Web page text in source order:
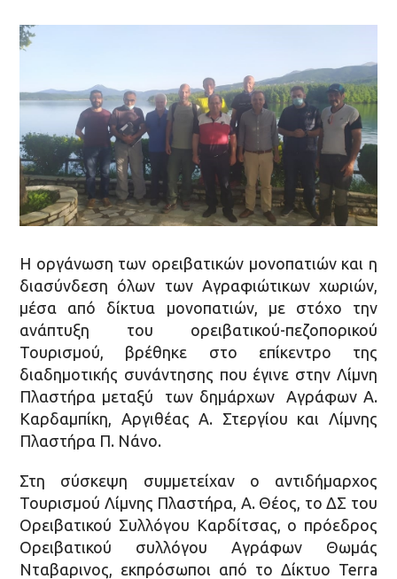
Η οργάνωση των ορειβατικών μονοπατιών και η
διασύνδεση όλων των Αγραφιώτικων χωριών,
μέσα από δίκτυα μονοπατιών, με στόχο την
ανάπτυξη του ορειβατικού-πεζοπορικού
Τουρισμού, βρέθηκε στο επίκεντρο της
διαδημοτικής συνάντησης που έγινε στην Λίμνη
Πλαστήρα μεταξύ των δημάρχων Αγράφων Α.
Καρδαμπίκη, Αργιθέας Α. Στεργίου και Λίμνης
Πλαστήρα Π. Νάνο.
Στη σύσκεψη συμμετείχαν ο αντιδήμαρχος
Τουρισμού Λίμνης Πλαστήρα, Α. Θέος, το ΔΣ του
Ορειβατικού Συλλόγου Καρδίτσας, ο πρόεδρος
Ορειβατικού συλλόγου Αγράφων Θωμάς
Νταβαρινος, εκπρόσωποι από το Δίκτυο Terra